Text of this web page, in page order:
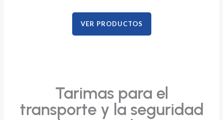
VER PRODUCTOS
Tarimas para el
transporte y la seguridad